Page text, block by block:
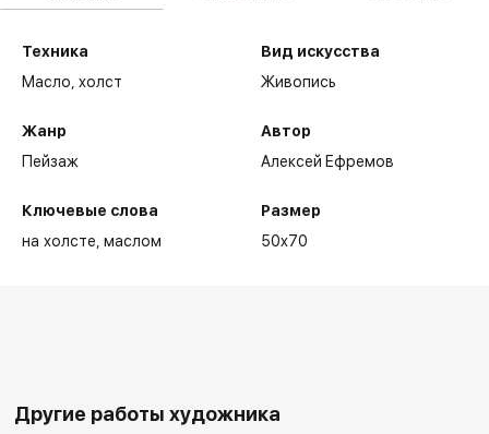
Техника
Масло,холст
Жанр
Пейзаж
Ключевые слова
на холсте маслом
Вид искусства
Живопись
Автор
Алексей Ефремов
Размер
50x70
Другие работы художника